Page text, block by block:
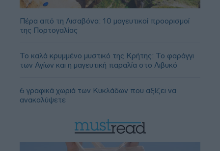
Πέρα από τη Λισαβόνα: 10 μαγευτικοί προορισμοί
της Πορτογαλίας
Το καλά κρυμμένο μυστικό της Κρήτης: Το φαράγγι
των Αγίων και η μαγευτική παραλία στο Λιβυκό
6 γραφικά χωριά των Κυκλάδων που αξίζει να
ανακαλύψετε